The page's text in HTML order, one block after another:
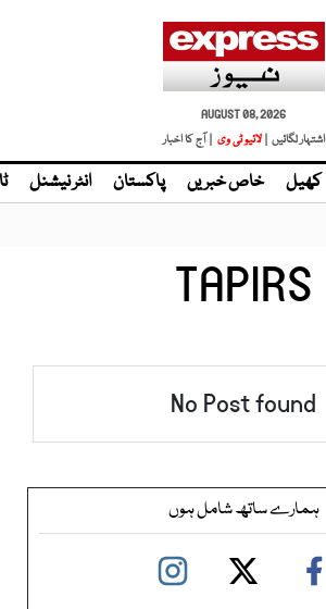
AUGUST 08, 2026
اشتہار لگائیں | لائیو ٹی وی | آج کا اخبار
کھیل خاص خبریں پاکستان انٹر نیشنل
TAPIRS
No Post found
ہمارے ساتھ شامل ہوں